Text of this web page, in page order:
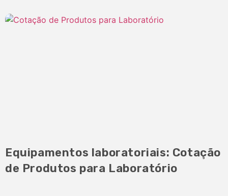
Equipamentos laboratoriais: Cotação
de Produtos para Laboratório